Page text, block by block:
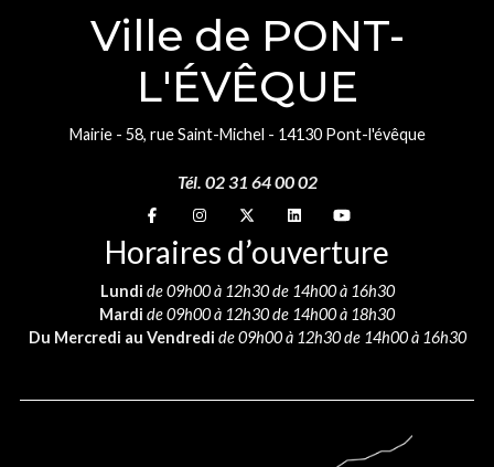
Ville de PONT-
L'ÉVÊQUE
Mairie - 58, rue Saint-Michel - 14130 Pont-l'évêque
Tél. 02 31 64 00 02
Suivez-nous sur
Suivez-nous sur
Suivez-nous sur
Suivez-nous sur
Suivez-nous sur
Horaires d’ouverture
Lundi de 09h00 à 12h30 de 14h00 à 16h30
Mardi de 09h00 à 12h30 de 14h00 à 18h30
Du Mercredi au Vendredi de 09h00 à 12h30 de 14h00 à 16h30